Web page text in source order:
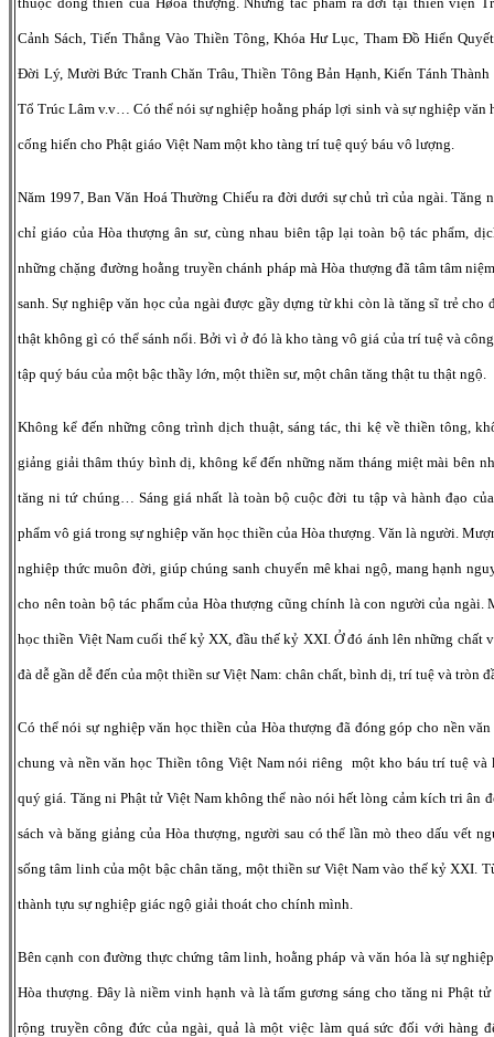
Cảnh Sách, Tiến Thẳng Vào Thiền Tông, Khóa Hư Lục, Tham Đồ Hiển
Đời Lý, Mười Bức Tranh Chăn Trâu, Thiền Tông Bản Hạnh, Kiến Tánh Thành
Tổ Trúc Lâm v.v… Có thể nói sự nghiệp hoằng pháp lợi sinh và sự nghiệp văn
cống hiến cho Phật giáo Việt Nam một kho tàng trí tuệ quý báu vô lượng.
Năm 1997, Ban Văn Hoá Thường Chiếu ra đời dưới sự chủ trì của ngài. Tăng
chỉ giáo của Hòa thượng ân sư, cùng nhau biên tập lại toàn bộ tác phẩm,
những chặng đường hoằng truyền chánh pháp mà Hòa thượng đã tâm tâm
sanh. Sự nghiệp văn học của ngài được gầy dựng từ khi còn là tăng sĩ trẻ cho
thật không gì có thể sánh nổi. Bởi vì ở đó là kho tàng vô giá của trí tuệ và
tập quý báu của một bậc thầy lớn, một thiền sư, một chân tăng thật tu thật ngộ.
Không kể đến những công trình dịch thuật, sáng tác, thi kệ về thiền tông,
giảng giải thâm thúy bình dị, không kể đến những năm tháng miệt mài bên
tăng ni tứ chúng… Sáng giá nhất là toàn bộ cuộc đời tu tập và hành đạo
phẩm vô giá trong sự nghiệp văn học thiền của Hòa thượng. Văn là người.
nghiệp thức muôn đời, giúp chúng sanh chuyển mê khai ngộ, mang hạnh
cho nên toàn bộ tác phẩm của Hòa thượng cũng chính là con người của ngài.
học thiền Việt Nam cuối thế kỷ XX, đầu thế kỷ XXI. Ở đó ánh lên những chất
đà dễ gần dễ đến của một thiền sư Việt Nam: chân chất, bình dị, trí tuệ và tròn
Có thể nói sự nghiệp văn học thiền của Hòa thượng đã đóng góp cho nền
chung và nền văn học Thiền tông Việt Nam nói riêng một kho báu trí tuệ
quý giá. Tăng ni Phật tử Việt Nam không thể nào nói hết lòng cảm kích tri ân
sách và băng giảng của Hòa thượng, người sau có thể lần mò theo dấu vết
sống tâm linh của một bậc chân tăng, một thiền sư Việt Nam vào thế kỷ XXI.
thành tựu sự nghiệp giác ngộ giải thoát cho chính mình.
Bên cạnh con đường thực chứng tâm linh, hoằng pháp và văn hóa là sự
Hòa thượng. Đây là niềm vinh hạnh và là tấm gương sáng cho tăng ni Phật
rộng truyền công đức của ngài, quả là một việc làm quá sức đối với hàng